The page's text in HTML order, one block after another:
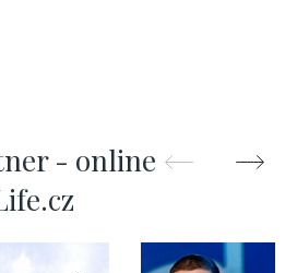
- online